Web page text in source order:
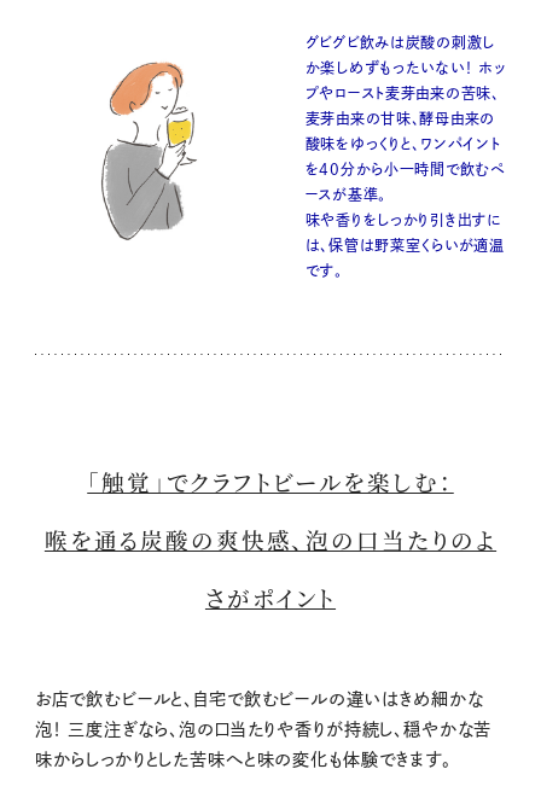
グビグビ飲みは炭酸の刺激し
か楽しめずもったいない！ ホッ
プやロースト麦芽由来の苦味、
麦芽由来の甘味、酵母由来の
酸味をゆっくりと、ワンパイント
を40分から小一時間で飲むペ
ースが基準。
味や香りをしっかり引き出すに
は、保管は野菜室くらいが適温
です。
「触覚」でクラフトビールを楽しむ：
喉を通る炭酸の爽快感、泡の口当たりのよ
さがポイント
お店で飲むビールと、自宅で飲むビールの違いはきめ細かな
泡！ 三度注ぎなら、泡の口当たりや香りが持続し、穏やかな苦
味からしっかりとした苦味へと味の変化も体験できます。